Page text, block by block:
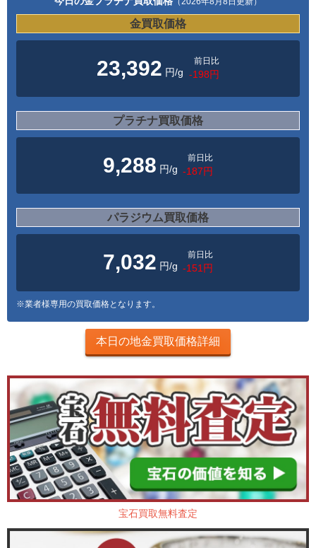
金買取価格
23,392 円/g
前日比
-198円
プラチナ買取価格
9,288 円/g
前日比
-187円
パラジウム買取価格
7,032 円/g
前日比
-151円
※業者様専用の買取価格となります。
本日の地金買取価格詳細
宝石買取無料査定